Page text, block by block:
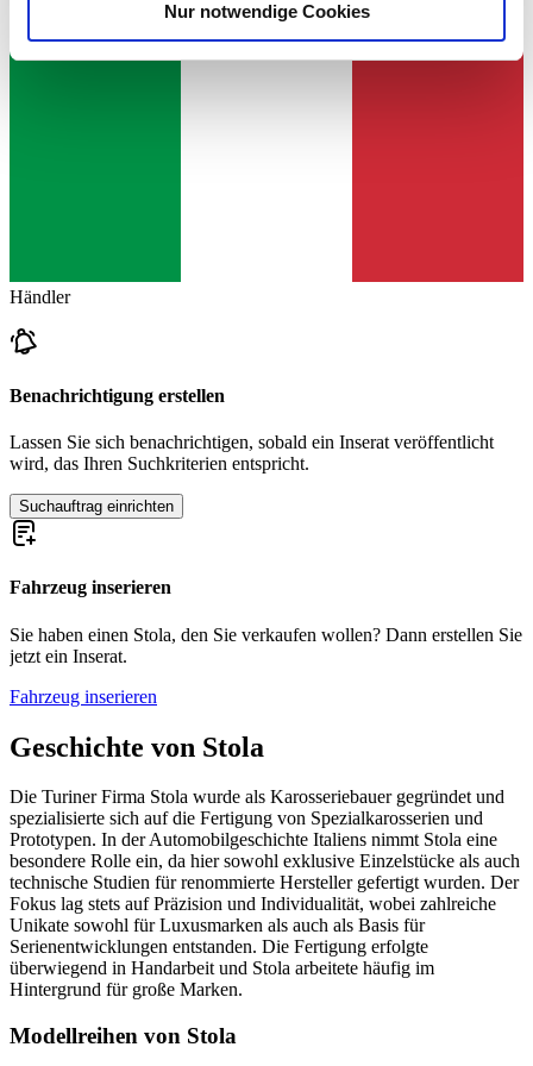
Verwendung unserer Website an unsere Partner für
soziale Medien, Werbung und Analysen weiter. Unsere
Nur notwendige Cookies
Händler
Benachrichtigung erstellen
Lassen Sie sich benachrichtigen, sobald ein Inserat veröffentlicht
wird, das Ihren Suchkriterien entspricht.
Suchauftrag einrichten
Fahrzeug inserieren
Sie haben einen Stola, den Sie verkaufen wollen? Dann erstellen Sie
jetzt ein Inserat.
Fahrzeug inserieren
Geschichte von Stola
Die Turiner Firma Stola wurde als Karosseriebauer gegründet und
spezialisierte sich auf die Fertigung von Spezialkarosserien und
Prototypen. In der Automobilgeschichte Italiens nimmt Stola eine
besondere Rolle ein, da hier sowohl exklusive Einzelstücke als auch
technische Studien für renommierte Hersteller gefertigt wurden. Der
Fokus lag stets auf Präzision und Individualität, wobei zahlreiche
Unikate sowohl für Luxusmarken als auch als Basis für
Serienentwicklungen entstanden. Die Fertigung erfolgte
überwiegend in Handarbeit und Stola arbeitete häufig im
Hintergrund für große Marken.
Modellreihen von Stola